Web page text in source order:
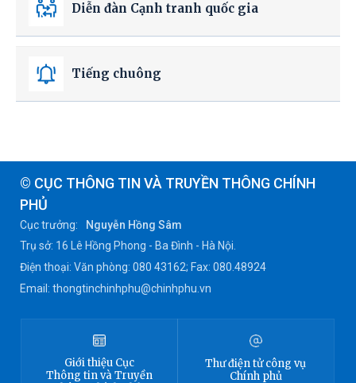
Diễn đàn Cạnh tranh quốc gia
Tiếng chuông
© CỤC THÔNG TIN VÀ TRUYỀN THÔNG CHÍNH
PHỦ
Cục trưởng:
Nguyễn Hồng Sâm
Trụ sở: 16 Lê Hồng Phong - Ba Đình - Hà Nội.
Điện thoại: Văn phòng: 080 43162; Fax: 080.48924
Email: thongtinchinhphu@chinhphu.vn
Giới thiệu Cục
Thông tinvà Truyền
Thư điện tử công vụ
Chính phủ